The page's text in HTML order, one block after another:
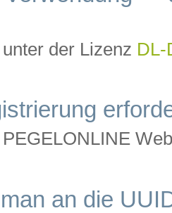
der Lizenz
an die